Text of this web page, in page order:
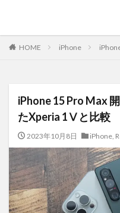
HOME iPhone
iPhone 15 Pro Max
たXperia 1Ⅴと比較
2023年10月8日 iPhone,